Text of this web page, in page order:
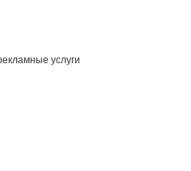
услуги